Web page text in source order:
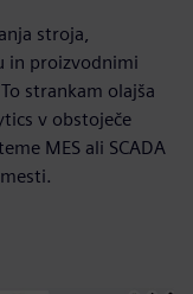
stroja,
in proizvodnimi
strankam olajša
v obstoječe
MES ali SCADA